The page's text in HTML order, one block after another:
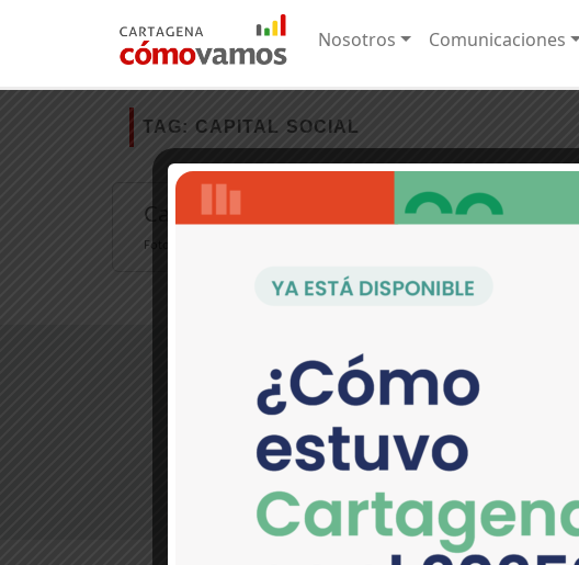
Nosotros Comunicaciones
TAG: CAPITAL SOCIAL
Cartagena resaltó en el Barómetro del
Fotografía: Universidad Tecnológica de Bolívar El capital social es un
>Contáctanos:
Pie del Cerro, Cl. 30 No. 17-36
(Periódico El Universal) Cartagena, Colombia.
(5) 649 9090 EXT. 274
comunicaciones@cartagenacomovamos.org